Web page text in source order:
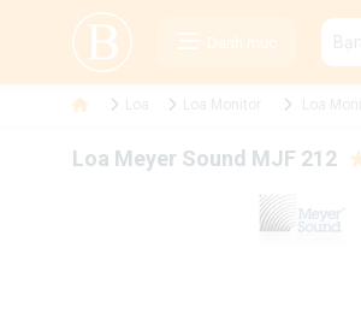
Danh mục
Loa Meyer Sound MJF 212